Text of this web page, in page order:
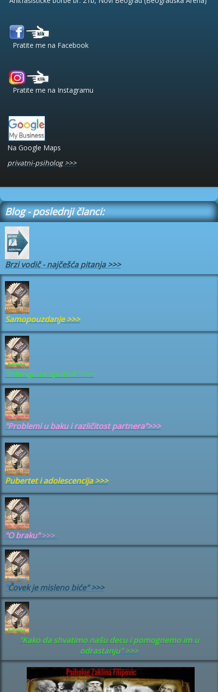
Pratite me na Facebook
Pratite me na Instagramu
Na Google Maps
privatni-psiholog >>>
Blog - poslednji članci:
Brzi vodič - najčešća pitanja>>>
Samopouzdanje>>>
"Intervju za Sputnik" >>>
"Problemi u baku i različitost partnera">>>
Pubertet i adolescencija>>>
"O braku">>>
"Čovek je misleno biće" >>>
"Kako da shvatimo našu decu i pomognemo im u
odrastanju" >>>